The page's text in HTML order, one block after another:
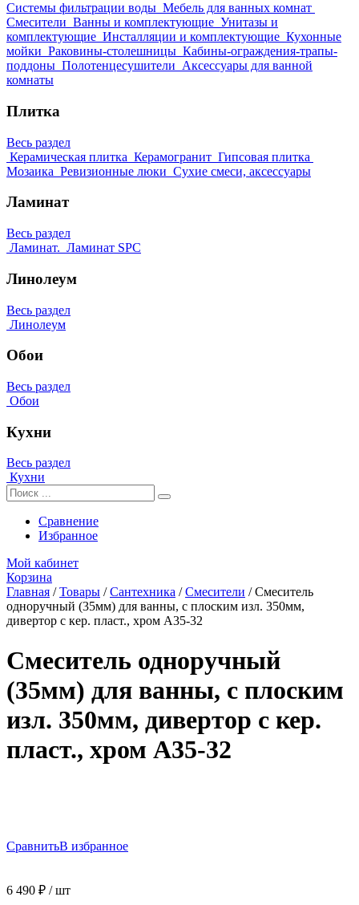
Системы фильтрации воды Мебель для ванных комнат
Смесители Ванны и комплектующие Унитазы и
комплектующие Инсталляции и комплектующие Кухонные
мойки Раковины-столешницы Кабины-ограждения-трапы-
поддоны Полотенцесушители Аксессуары для ванной
комнаты
Плитка
Весь раздел
Керамическая плитка Керамогранит Гипсовая плитка
Мозаика Ревизионные люки Сухие смеси, аксессуары
Ламинат
Весь раздел
Ламинат. Ламинат SPC
Линолеум
Весь раздел
Линолеум
Обои
Весь раздел
Обои
Кухни
Весь раздел
Кухни
Сравнение
Избранное
Мой кабинет
Корзина
Главная /Товары /Сантехника /Смесители /Смеситель
одноручный (35мм) для ванны, с плоским изл. 350мм,
дивертор с кер. пласт., хром A35-32
Смеситель одноручный
(35мм) для ванны, с плоским
изл. 350мм, дивертор с кер.
пласт., хром A35-32
СравнитьВ избранное
6 490 ₽ / шт